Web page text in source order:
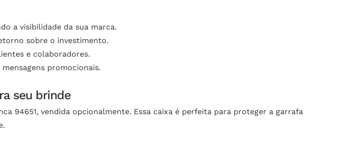
a visibilidade da sua marca.
sobre o investimento.
e colaboradores.
promocionais.
seu brinde
94651, vendida opcionalmente. Essa caixa é perfeita para proteger a garrafa